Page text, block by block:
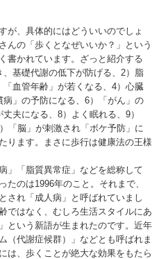
が、具体的にはどういいのでしょ
んの「歩くとなぜいいか？」という
書かれています。ざっと紹介する
基礎代謝の低下が防げる、2）脂
血管年齢」が若くなる、4）心臓
」の予防になる、6）「がん」の
夫になる、8）よく眠れる、9）
「脳」が刺激され「ボケ予防」に
ります。まさに歩行は健康法の王様
」「脂質異常症」などを総称して
たのは1996年のこと。それまで、
され「成人病」と呼ばれていまし
ではなく、むしろ生活スタイルにあ
という新語が生まれたのです。近年
（代謝症候群）」などとも呼ばれま
は、歩くことが絶大な効果をもたら